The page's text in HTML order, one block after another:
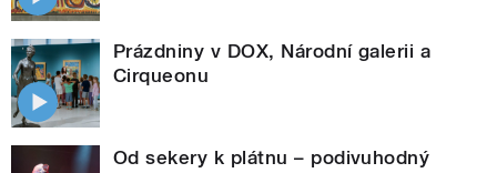
Prázdniny v DOX, Národní galerii a
Cirqueonu
Od sekery k plátnu – podivuhodný